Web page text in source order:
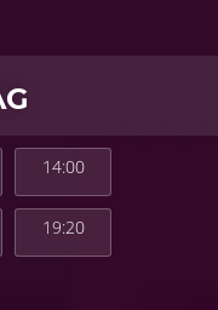
14:00
19:20